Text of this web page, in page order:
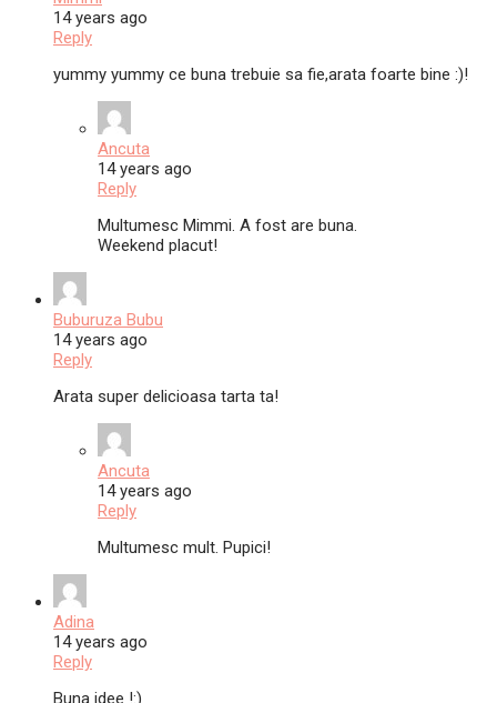
14 years ago
Reply
yummy yummy ce buna trebuie sa fie,arata foarte bine :)!
Ancuta
14 years ago
Reply
Multumesc Mimmi. A fost are buna.
Weekend placut!
Buburuza Bubu
14 years ago
Reply
Arata super delicioasa tarta ta!
Ancuta
14 years ago
Reply
Multumesc mult. Pupici!
Adina
14 years ago
Reply
Buna idee !:)